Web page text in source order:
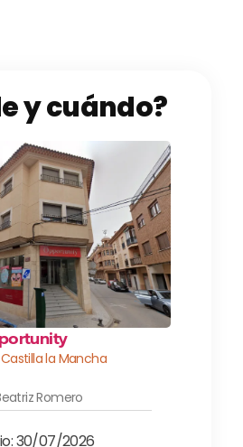
y cuándo?
Castilla la Mancha
Romero
30/07/2026